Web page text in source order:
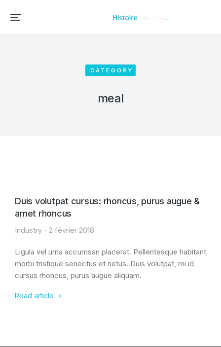
CATEGORY
meal
Duis volutpat cursus: rhoncus, purus augue &
amet rhoncus
Industry 2 février 2018
Ligula vel urna accumsan placerat. Pellentesque habitant
morbi tristique senectus et netus. Duis volutpat, mi id
cursus rhoncus, purus augue aliquam.
Read article